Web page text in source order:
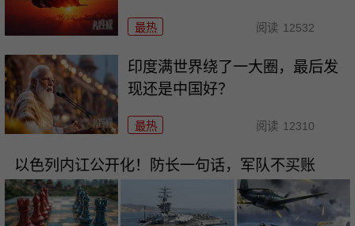
最热 阅读 12532
印度满世界绕了一大圈，最后发
现还是中国好？
最热 阅读 12310
以色列内讧公开化！防长一句话，军队不买账